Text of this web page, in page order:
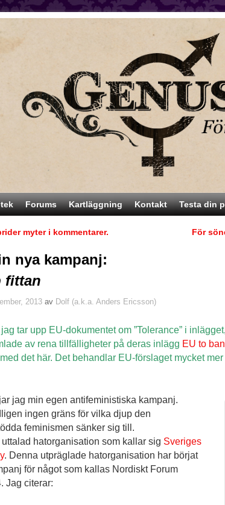
Forums Kartläggning Kontakt Testa din
myter i kommentarer. För
nya kampanj:
fittan
2013 av Dolf (a.k.a. Anders Ericsson)
tar upp EU-dokumentet om ”Tolerance” i
av rena tillfälligheter på deras inlägg EU to
det här. Det behandlar EU-förslaget mycket
jag min egen antifeministiska kampanj.
ingen gräns för vilka djup den
feminismen sänker sig till.
uttalad hatorganisation som kallar sig Sveriges
. Denna utpräglade hatorganisation har börjat
för något som kallas Nordiskt Forum
Jag citerar: